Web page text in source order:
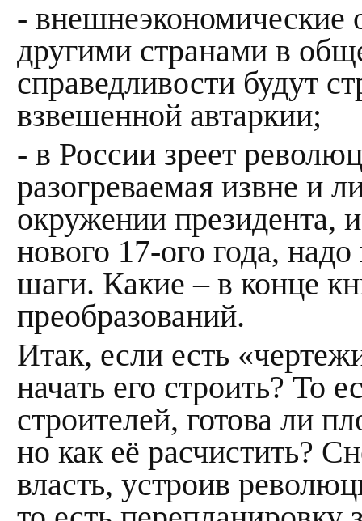
- внешнеэкономические
другими странами в
справедливости будут
взвешенной автаркии;
- в России зреет
разогреваемая извне и
окружении президента,
нового 17-ого года,
шаги. Какие – в конце
преобразований.
Итак, если есть
начать его строить? То
строителей, готова ли
но как её расчистить?
власть, устроив